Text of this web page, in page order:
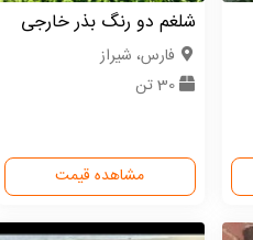
شلغم دو رنگ بذر خارجی
فارس، شیراز
30 تن
مشاهده قیمت